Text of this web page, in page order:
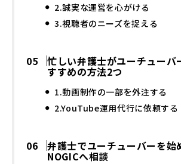
2.誠実な運営を心がける
3.視聴者のニーズを捉える
忙しい弁護士がユーチューバ
すすめの方法2つ
1.動画制作の一部を外注する
2.YouTube運用代行に依頼する
弁護士でユーチューバーを始
NOGICへ相談